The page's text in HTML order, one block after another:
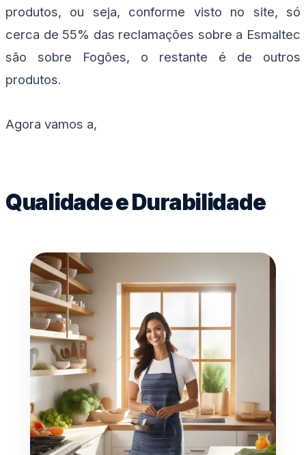
produtos, ou seja, conforme visto no site, só
cerca de 55% das reclamações sobre a Esmaltec
são sobre Fogões, o restante é de outros
produtos.
Agora vamos a,
Qualidade e Durabilidade